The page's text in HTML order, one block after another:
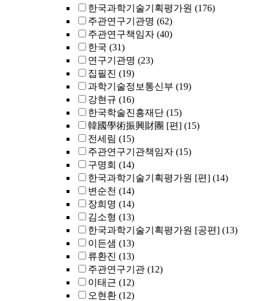
한국과학기술기획평가원 (176)
주관연구기관명 (62)
주관연구책임자 (40)
한국 (31)
연구기관명 (23)
집필진 (19)
과학기술정보통신부 (19)
강현규 (16)
한국학술진흥재단 (15)
韓國學術振興財團 [편] (15)
전세림 (15)
주관연구기관책임자 (15)
구명회 (14)
한국과학기술기획평가원 [편] (14)
변순천 (14)
장희명 (14)
김소형 (13)
한국과학기술기획평가원 [공편] (13)
이든샘 (13)
류환진 (13)
주관연구기관 (12)
이태근 (12)
오현환 (12)